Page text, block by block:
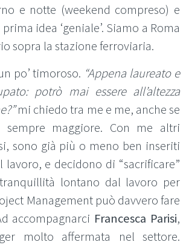
e notte (weekend compreso) e
idea ‘geniale’. Siamo a Roma
sopra la stazione ferroviaria.
po’ timoroso. “Appena laureato e
potrò mai essere all’altezza
mi chiedo tra me e me, anche se
maggiore. Con me altri
sono già più o meno ben inseriti
e decidono di “sacrificare”
lontano dal lavoro per
Management può davvero fare
accompagnarci Francesca Parisi,
molto affermata nel settore.